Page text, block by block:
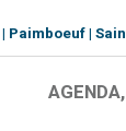
Paimboeuf